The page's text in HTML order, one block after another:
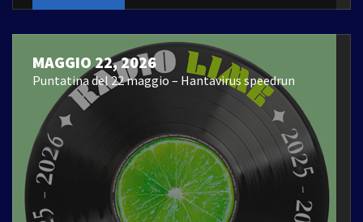
MAGGIO 22, 2026
Puntatina del 22 maggio – Hantavirus speedrun